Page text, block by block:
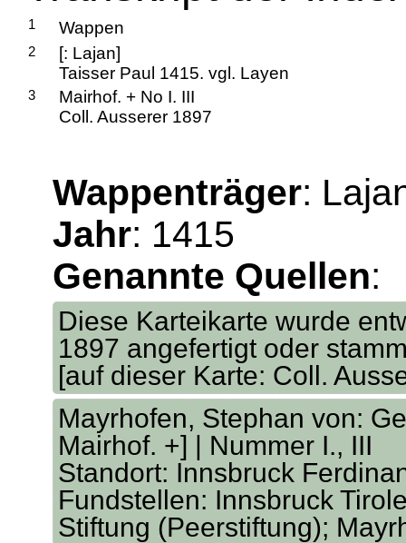
1 Wappen
2
[: Lajan]
Taisser Paul 1415. vgl. Layen
3
Mairhof. + No I. III
Coll. Ausserer 1897
Wappenträger:
Jahr: 1415
Genannte Quellen:
Diese Karteikarte wurde
1897 angefertigt oder
[auf dieser Karte: Coll.
Mayrhofen, Stephan von:
Mairhof. +] | Nummer I., III
Standort: Innsbruck
Fundstellen: Innsbruck
Stiftung (Peerstiftung);